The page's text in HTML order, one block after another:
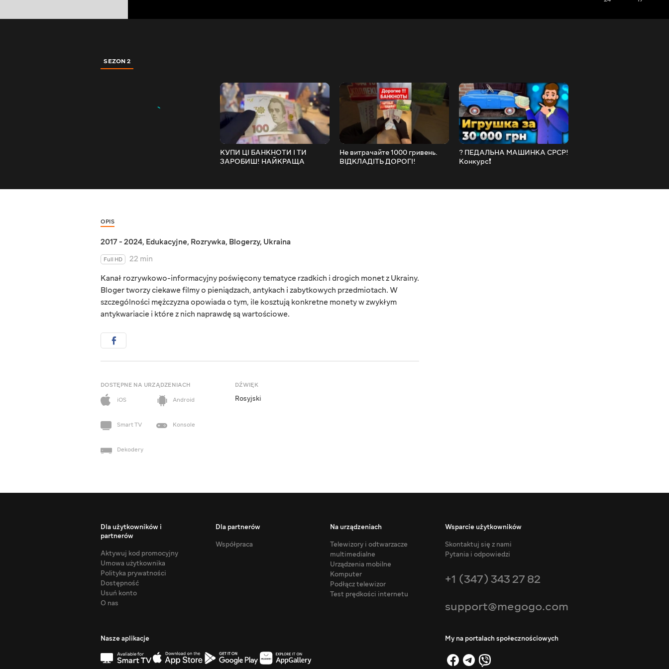
SEZON 2
КУПИ ЦІ БАНКНОТИ І ТИ
ЗАРОБИШ! НАЙКРАЩА
Не витрачайте 1000 гривень.
ВІДКЛАДІТЬ ДОРОГІ!
? ПЕДАЛЬНА МАШИНКА СРСР!
Конкурс❗
OPIS
2017 - 2024, Edukacyjne, Rozrywka, Blogerzy, Ukraina
Full HD
22 min
Kanał rozrywkowo-informacyjny poświęcony tematyce rzadkich i drogich monet z Ukrainy.
Bloger tworzy ciekawe filmy o pieniądzach, antykach i zabytkowych przedmiotach. W
szczególności mężczyzna opowiada o tym, ile kosztują konkretne monety w zwykłym
antykwariacie i które z nich naprawdę są wartościowe.
DOSTĘPNE NA URZĄDZENIACH
iOS
Android
Smart TV Konsole
Dekodery
DŹWIĘK
Rosyjski
Dla użytkowników i
partnerów
Aktywuj kod promocyjny
Umowa użytkownika
Polityka prywatności
Dostępność
Usuń konto
O nas
Dla partnerów
Współpraca
Na urządzeniach
Telewizory i odtwarzacze
multimedialne
Urządzenia mobilne
Komputer
Podłącz telewizor
Test prędkości internetu
Wsparcie użytkowników
Skontaktuj się z nami
Pytania i odpowiedzi
+1 (347) 343 27 82
support@megogo.com
Nasze aplikacje My na portalach społecznościowych